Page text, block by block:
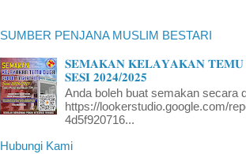
SUMBER PENJANA MUSLIM BESTARI
𝐒𝐄𝐌𝐀𝐊𝐀𝐍 𝐊𝐄𝐋𝐀𝐘𝐀𝐊𝐀𝐍 𝐓𝐄𝐌𝐔
𝐒𝐄𝐒𝐈 𝟐𝟎𝟐𝟒/𝟐𝟎𝟐𝟓
Anda boleh buat semakan secara
https://lookerstudio.google.com/
4d5f920716...
Hubungi Kami